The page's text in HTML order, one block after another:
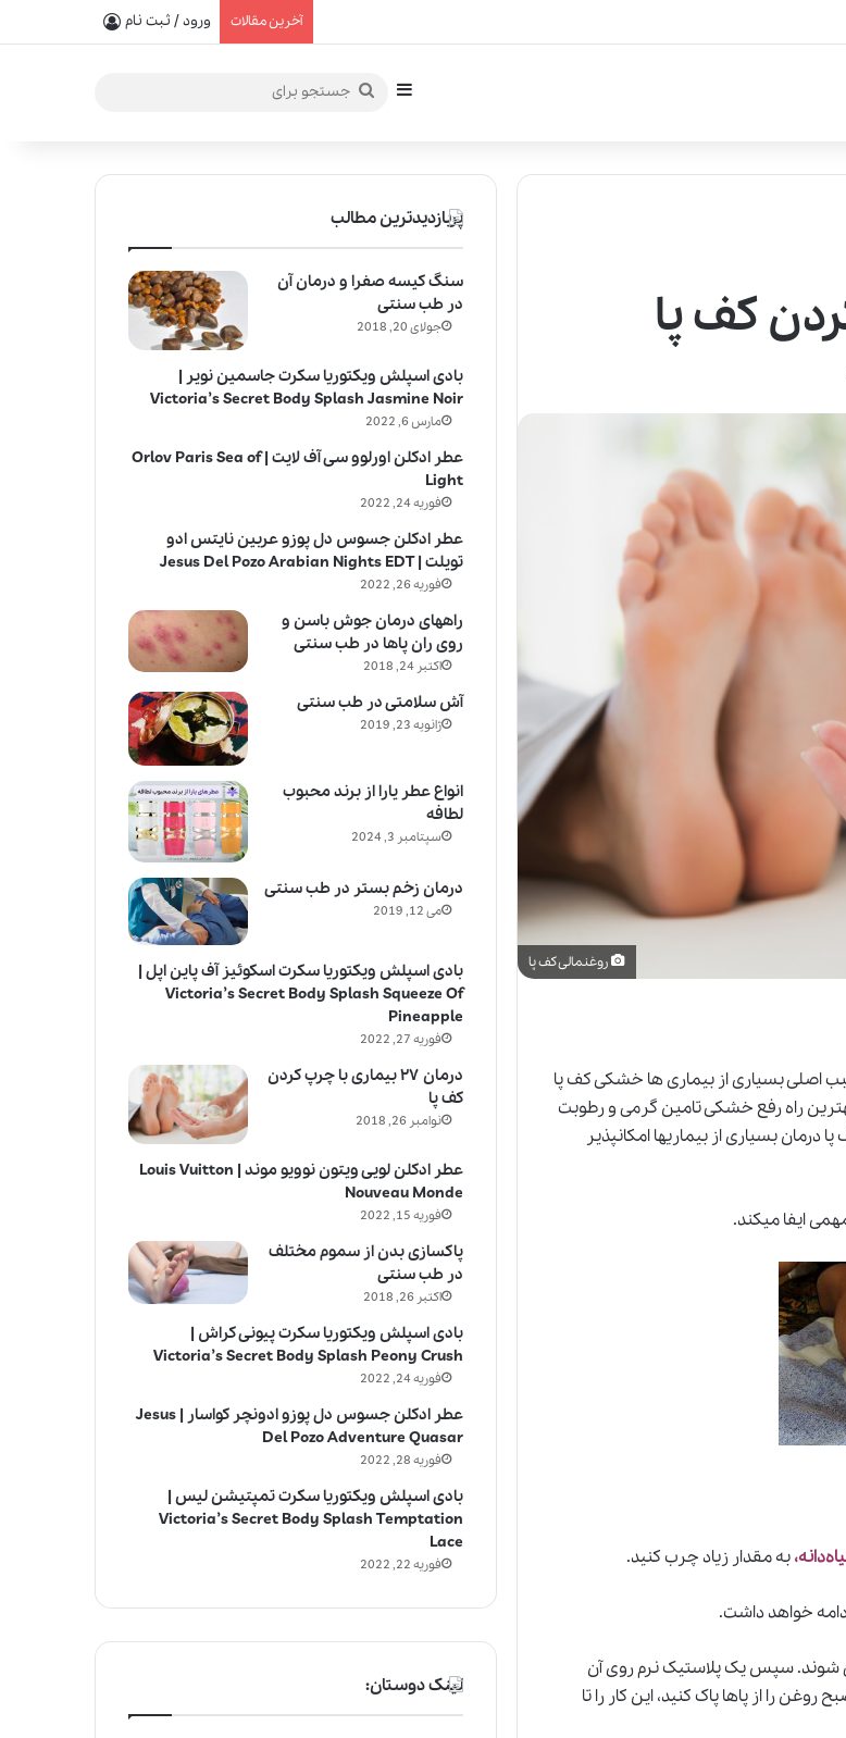
آخرین مقالات ورود / ثبت نام
سایدبارجستجو
روغنمالی کف پا
اصلی بسیاری از بیماری ها خشکی کف پا
راه رفع خشکی تامین گرمی و رطوبت
بسیاری از بیماریها امکانپذیر
ایفا میکند.
به مقدار زیاد چرب کنید.
خواهد داشت.
شوند. سپس یک پلاستیک نرم روی آن
را از پاها پاک کنید، این کار را تا
پربازدیدترین مطالب
سنگ کیسه صفرا و درمان آن
در طب سنتی
جولای 20, 2018
بادی اسپلش ویکتوریا سکرت جاسمین نویر |
Victoria’s Secret Body Splash Jasmine Noir
مارس 6, 2022
عطر ادکلن اورلوو سی آف لایت | Orlov Paris Sea of
Light
فوریه 24, 2022
عطر ادکلن جسوس دل پوزو عربین نایتس ادو
تویلت | Jesus Del Pozo Arabian Nights EDT
فوریه 26, 2022
راههای درمان جوش باسن و
روی ران پاها در طب سنتی
اکتبر 24, 2018
آش سلامتی در طب سنتی
ژانویه 23, 2019
انواع عطر یارا از برند محبوب
لطافه
سپتامبر 3, 2024
درمان زخم بستر در طب سنتی
می 12, 2019
بادی اسپلش ویکتوریا سکرت اسکوئیز آف پاین اپل |
Victoria’s Secret Body Splash Squeeze Of
Pineapple
فوریه 27, 2022
درمان ۲۷ بیماری با چرپ کردن
کف پا
نوامبر 26, 2018
عطر ادکلن لویی ویتون نوویو موند | Louis Vuitton
Nouveau Monde
فوریه 15, 2022
پاکسازی بدن از سموم مختلف
در طب سنتی
اکتبر 26, 2018
بادی اسپلش ویکتوریا سکرت پیونی کراش |
Victoria’s Secret Body Splash Peony Crush
فوریه 24, 2022
عطر ادکلن جسوس دل پوزو ادونچر کواسار | Jesus
Del Pozo Adventure Quasar
فوریه 28, 2022
بادی اسپلش ویکتوریا سکرت تمپتیشن لیس |
Victoria’s Secret Body Splash Temptation
Lace
فوریه 22, 2022
لینک دوستان: